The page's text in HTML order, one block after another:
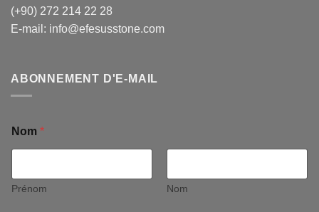
(+90) 272 214 22 28
E-mail: info@efesusstone.com
ABONNEMENT D'E-MAIL
Nom *
Prénom Nom